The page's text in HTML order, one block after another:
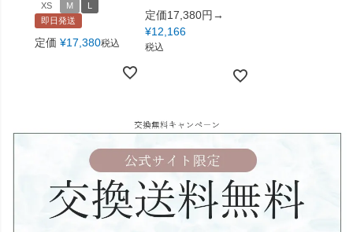
XS
M
L
即日発送
定価 ¥17,380税込
定価17,380円→
¥12,166
税込